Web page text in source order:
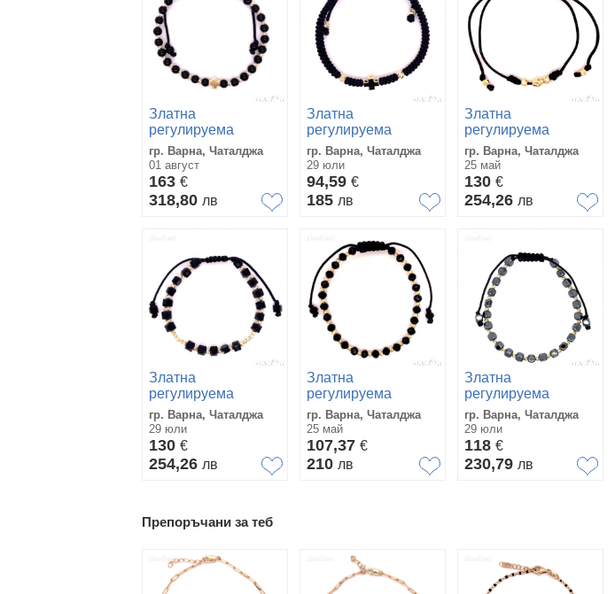
Златна
регулируема
гривна 1,44гр. 14кр.
проба:585
модел:33633-6
гр. Варна, Чаталджа
01 август
163 €
318,80 лв
Златна
регулируема
гривна 1,0гр. 14кр.
проба:585
модел:33639-6
гр. Варна, Чаталджа
29 юли
94,59 €
185 лв
Златна
регулируема
гривна 1,24гр. 14кр.
проба:585
модел:29576-6
гр. Варна, Чаталджа
25 май
130 €
254,26 лв
Златна
регулируема
гривна 1,15гр. 14кр.
проба:585
модел:33644-6
гр. Варна, Чаталджа
29 юли
130 €
254,26 лв
Златна
регулируема
гривна 1,05гр.
14кр.проба:585
модел:29521-6
гр. Варна, Чаталджа
25 май
107,37 €
210 лв
Златна
регулируема
гривна 1,04гр. 14кр.
проба:585
модел:33627-6
гр. Варна, Чаталджа
29 юли
118 €
230,79 лв
Препоръчани за теб